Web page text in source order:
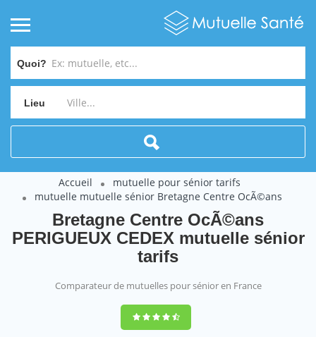
Quoi?
Lieu
Accueil
mutuelle pour sénior tarifs
mutuelle mutuelle sénior Bretagne Centre OcÃ©ans
Bretagne Centre OcÃ©ans
PERIGUEUX CEDEX mutuelle sénior
tarifs
Comparateur de mutuelles pour sénior en France